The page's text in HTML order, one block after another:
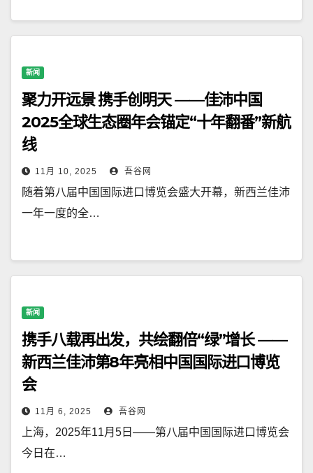
新闻
聚力开远景 携手创明天 ——佳沛中国
2025全球生态圈年会锚定“十年翻番”新航
线
11月 10, 2025 吾谷网
随着第八届中国国际进口博览会盛大开幕，新西兰佳沛
一年一度的全…
新闻
携手八载再出发，共绘翻倍“绿”增长 ——
新西兰佳沛第8年亮相中国国际进口博览
会
11月 6, 2025 吾谷网
上海，2025年11月5日——第八届中国国际进口博览会
今日在…